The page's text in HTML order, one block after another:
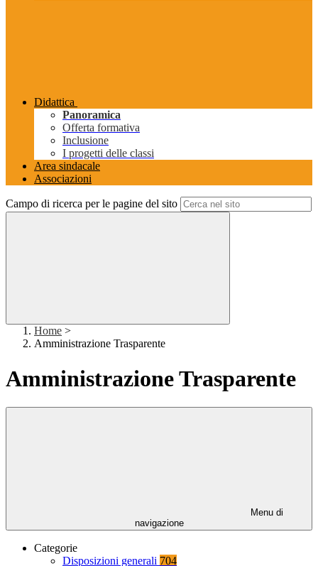
Didattica
Panoramica
Offerta formativa
Inclusione
I progetti delle classi
Area sindacale
Associazioni
Campo di ricerca per le pagine del sito
Home >
Amministrazione Trasparente
Amministrazione Trasparente
Menu di
navigazione
Categorie
Disposizioni generali 704